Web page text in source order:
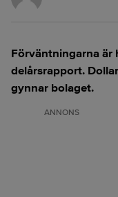
Förväntningarna är
delårsrapport.
gynnar bolaget.
ANNONS